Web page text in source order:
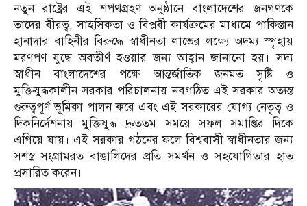
নতুন রাষ্ট্রের এই শপথগ্রহণ অনুষ্ঠানে বাংলাদেশের জনগণকে
তাদের বীরত্ব, সাহসিকতা ও বিপ্লবী কার্যক্রমের মাধ্যমে পাকিস্তান
হানাদার বাহিনীর বিরুদ্ধে স্বাধীনতা লাভের লক্ষ্যে অদম্য স্পৃহায়
মরণপণ যুদ্ধে অবতীর্ণ হওয়ার জন্য আহ্বান জানানো হয়। সদ্য
স্বাধীন বাংলাদেশের পক্ষে আন্তর্জাতিক জনমত সৃষ্টি ও
মুক্তিযুদ্ধকালীন সরকার পরিচালনায় নবগঠিত এই সরকার অত্যন্ত
গুরুত্বপূর্ণ ভূমিকা পালন করে এবং এই সরকারের যোগ্য নেতৃত্ব ও
দিকনির্দেশনায় মুক্তিযুদ্ধ দ্রুততম সময়ে সফল সমাপ্তির দিকে
এগিয়ে যায়। এই সরকার গঠনের ফলে বিশ্ববাসী স্বাধীনতার জন্য
সশস্ত্র সংগ্রামরত বাঙালিদের প্রতি সমর্থন ও সহযোগিতার হাত
প্রসারিত করেন।